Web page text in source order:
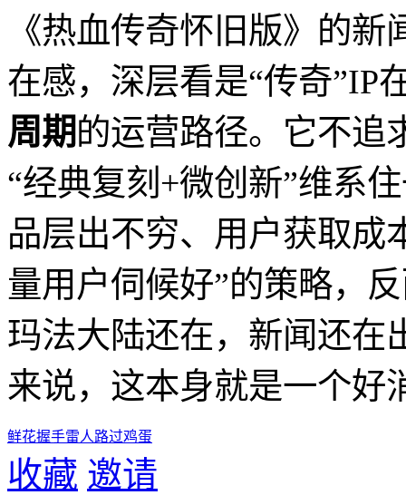
《热血传奇怀旧版》的
在感，深层看是“传奇”IP
周期的运营路径。它不追
“经典复刻+微创新”维系
品层出不穷、用户获取成
量用户伺候好”的策略，
玛法大陆还在，新闻还
来说，这本身就是一个好
鲜花握手雷人路过鸡蛋
收藏 邀请